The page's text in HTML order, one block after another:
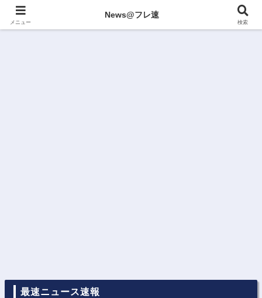
最速ニュース速報
メニュー
News@フレ速
検索